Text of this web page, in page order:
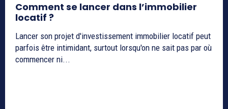
Comment se lancer dans l’immobilier
locatif ?
Lancer son projet d'investissement immobilier locatif peut
parfois être intimidant, surtout lorsqu'on ne sait pas par où
commencer ni...